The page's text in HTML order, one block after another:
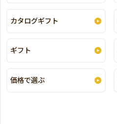
カタログギフト
ギフト
価格で選ぶ